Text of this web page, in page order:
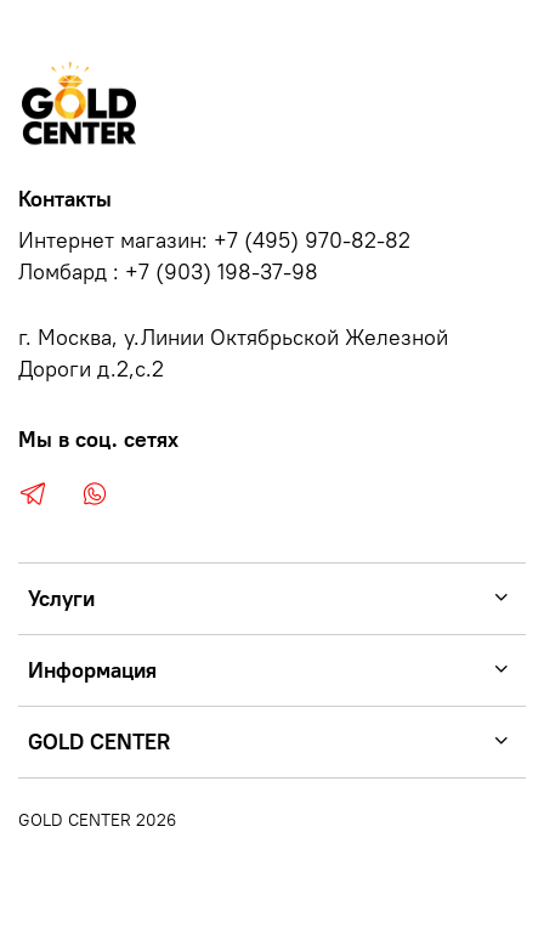
Услуги
Информация
GOLD CENTER
Контакты
Интернет магазин: +7 (495) 970-82-82
Ломбард : +7 (903) 198-37-98
г. Москва, у.Линии Октябрьской Железной
Дороги д.2,с.2
Мы в соц. сетях
GOLD CENTER 2026